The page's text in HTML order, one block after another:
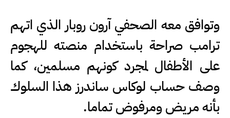
وتوافق معه الصحفي آرون روبار الذي اتهم
ترامب صراحة باستخدام منصته للهجوم
على الأطفال لمجرد كونهم مسلمين، كما
وصف حساب لوكاس ساندرز هذا السلوك
بأنه مريض ومرفوض تماما.